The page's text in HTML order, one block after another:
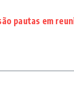
pautas em